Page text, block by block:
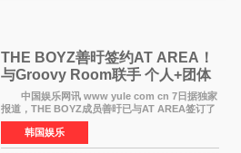
THE BOYZ善旴签约AT AREA！
与Groovy Room联手 个人+团体
活动并行
中国娱乐网讯 www yule com cn 7日据独家
报道，THE BOYZ成员善旴已与AT AREA签订了
专属合约。AT AREA是由知名制作人组合
Groovy Room创立的hip-hop厂牌，旗下拥有多
位实力派音乐人，在韩
韩国娱乐